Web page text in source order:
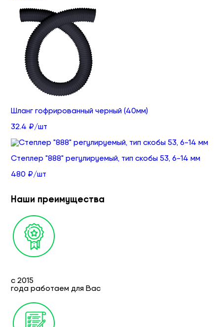
Шланг гофрированный черный (40мм)
32.4 ₽/шт
Степлер "888" регулируемый, тип скобы 53, 6-14 мм
480 ₽/шт
Наши преимущества
с 2015
года работаем для Вас